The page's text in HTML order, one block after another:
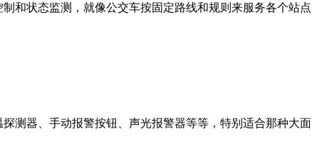
和状态监测，就像公交车按固定路线和规则来服务各个站点
测器、手动报警按钮、声光报警器等等，特别适合那种大面